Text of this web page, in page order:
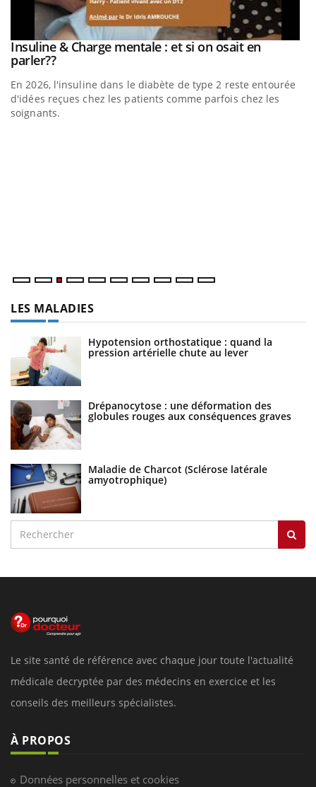
Youtube
Insuline & Charge mentale : et si on osait en
parler??Youtube
En 2026, l'insuline dans le diabète de type 2 reste entourée
d'idées reçues chez les patients comme parfois chez les
soignants.
LES MALADIES
Hypotension orthostatique : quand la
pression artérielle chute au lever
Drépanocytose : une déformation des
globules rouges aux conséquences graves
Maladie de Charcot (Sclérose latérale
amyotrophique)
Le site santé de référence avec chaque jour toute l'actualité
médicale decryptée par des médecins en exercice et les
conseils des meilleurs spécialistes.
À PROPOS
Données personnelles et cookies